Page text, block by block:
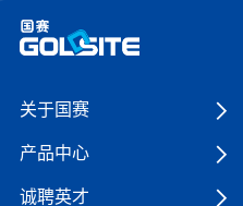
关于国赛
产品中心
诚聘英才